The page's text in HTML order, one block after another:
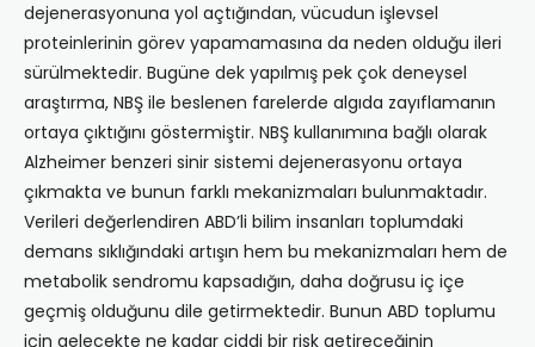
dejenerasyonuna yol açtığından, vücudun işlevsel
proteinlerinin görev yapamamasına da neden olduğu ileri
sürülmektedir. Bugüne dek yapılmış pek çok deneysel
araştırma, NBŞ ile beslenen farelerde algıda zayıflamanın
ortaya çıktığını göstermiştir. NBŞ kullanımına bağlı olarak
Alzheimer benzeri sinir sistemi dejenerasyonu ortaya
çıkmakta ve bunun farklı mekanizmaları bulunmaktadır.
Verileri değerlendiren ABD’li bilim insanları toplumdaki
demans sıklığındaki artışın hem bu mekanizmaları hem de
metabolik sendromu kapsadığın, daha doğrusu iç içe
geçmiş olduğunu dile getirmektedir. Bunun ABD toplumu
için gelecekte ne kadar ciddi bir risk getireceğinin